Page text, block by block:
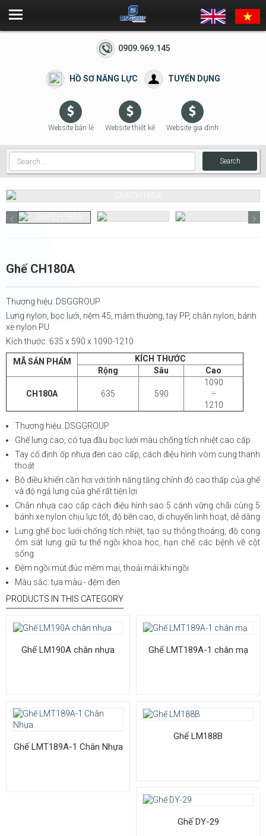
0909.969.145
HỒ SƠ NĂNG LỰC TUYỂN DỤNG
Website bán lẻ Website thiết kế Website gia đình
Search
Ghế CH180A
Thương hiệu: DSGGROUP
Lưng nylon, bọc lưới, nệm 45, mâm thường, tay PP, chân nylon, bánh
xe nylon PU
Kích thước: 635 x 590 x 1090-1210
MÃ SẢN PHẨM
KÍCH THƯỚC
Rộng
Sâu Cao
CH180A 635 590
1090
÷
1210
Thương hiệu: DSGGROUP
Ghế lưng cao, có tựa đầu bọc lưới màu chống tích nhiệt cao cấp
Tay cố định ốp nhựa đen cao cấp, cách điệu hình vòm cung thanh
thoát
Bộ điều khiển cần hơi với tính năng tăng chỉnh độ cao thấp của ghế
và độ ngả lưng của ghế rất tiện lợi
Chân nhựa cao cấp cách điệu hình sao 5 cánh vững chãi cùng 5
bánh xe nylon chịu lực tốt, độ bền cao, di chuyển linh hoạt, dễ dàng
Lưng ghế bọc lưới chống tích nhiệt, tạo sự thông thoáng, độ cong
ôm sát lưng giữ tư thế ngồi khoa học, hạn chế các bệnh về cột
sống
Đệm ngồi mút đúc mềm mại, thoải mái khi ngồi
Màu sắc: tựa màu - đệm đen
PRODUCTS IN THIS CATEGORY
Ghế LM190A chân nhựa Ghế LMT189A-1 chân mạ
Ghế LMT189A-1 Chân Nhựa
Ghế LM188B
Ghế DY-29